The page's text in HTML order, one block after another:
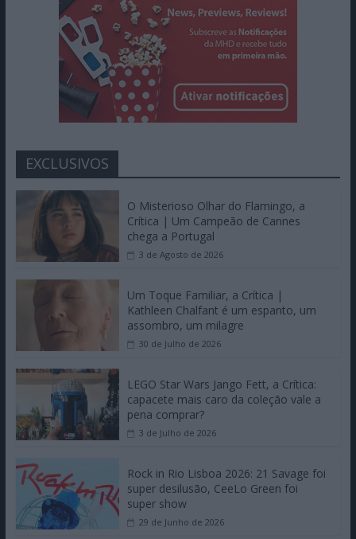
EXCLUSIVOS
O Misterioso Olhar do Flamingo, a
Crítica | Um Campeão de Cannes
chega a Portugal
3 de Agosto de 2026
Um Toque Familiar, a Crítica |
Kathleen Chalfant é um espanto, um
assombro, um milagre
30 de Julho de 2026
LEGO Star Wars Jango Fett, a Crítica:
capacete mais caro da coleção vale a
pena comprar?
3 de Julho de 2026
Rock in Rio Lisboa 2026: 21 Savage foi
super desilusão, CeeLo Green foi
super show
29 de Junho de 2026